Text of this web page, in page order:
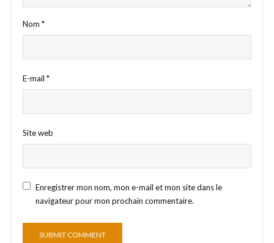
Nom *
E-mail *
Site web
Enregistrer mon nom, mon e-mail et mon site dans le
navigateur pour mon prochain commentaire.